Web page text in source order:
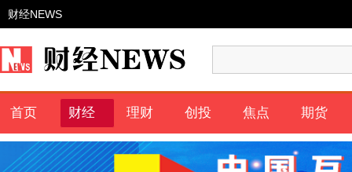
财经NEWS
首页 财经 理财 创投 焦点 期货